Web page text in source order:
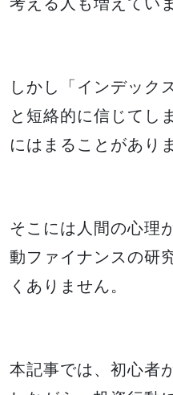
しかし「インデック
と短絡的に信じてし
にはまることがあり
そこには人間の心理
動ファイナンスの研
くありません。
本記事では、初心者